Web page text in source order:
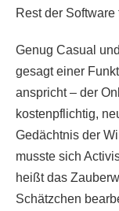
Rest der Software
Genug Casual
gesagt einer
anspricht – der
kostenpflichtig,
Gedächtnis der
musste sich
heißt das
Schätzchen